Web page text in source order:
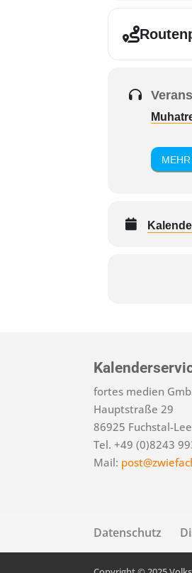
fortes medien
Hauptstraße 29
86925 Fuchstal-
Tel. +49 (0)8243
Mail:
Datenschutz